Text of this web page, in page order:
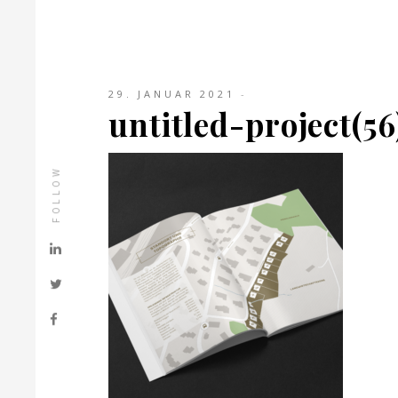
FOLLOW
29. JANUAR 2021
untitled-